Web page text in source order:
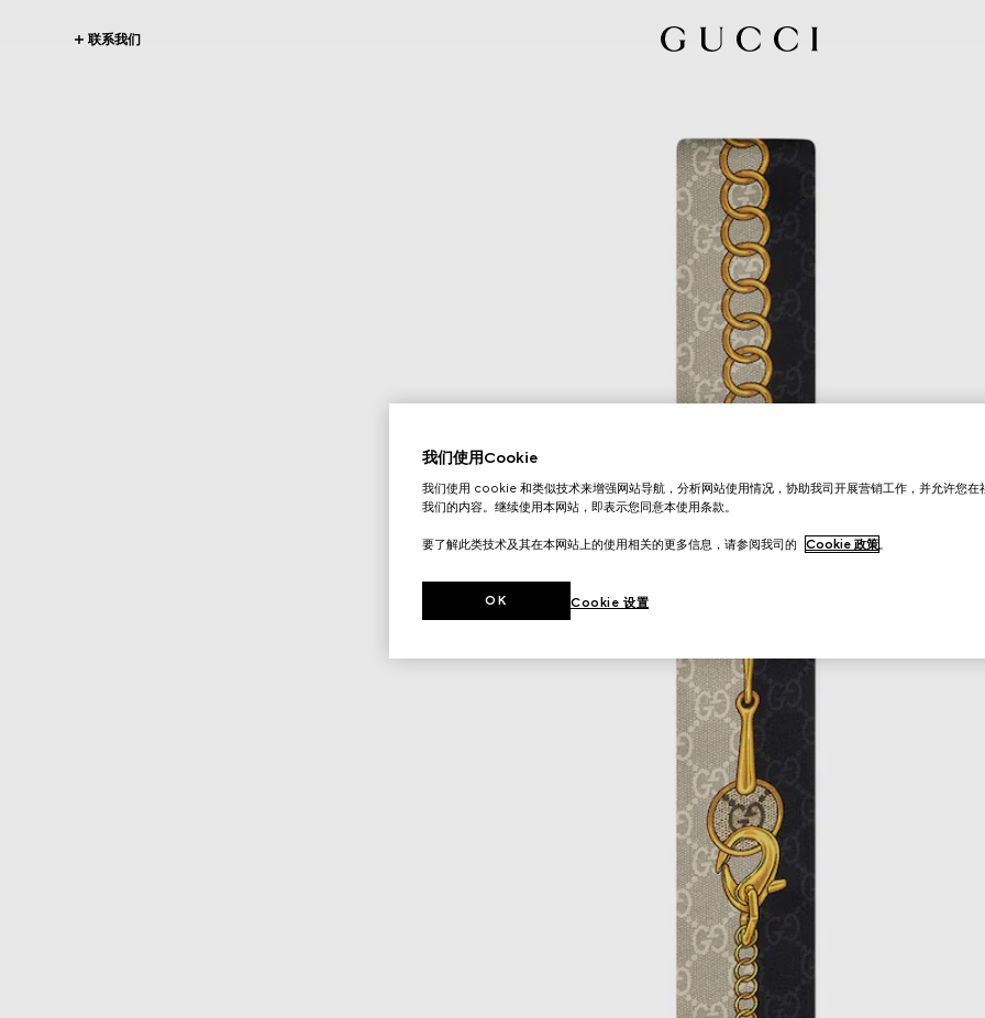
联系我们
我们使用Cookie
我们使用 cookie 和类似技术来增强网站导航，分析网站使用情况，协助我司开展营销工作，并允许您在
我们的内容。继续使用本网站，即表示您同意本使用条款。
要了解此类技术及其在本网站上的使用相关的更多信息，请参阅我司的 Cookie 政策。
Cookie 设置
OK